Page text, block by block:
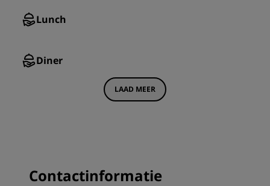
Lunch
Diner
LAAD MEER
Contactinformatie